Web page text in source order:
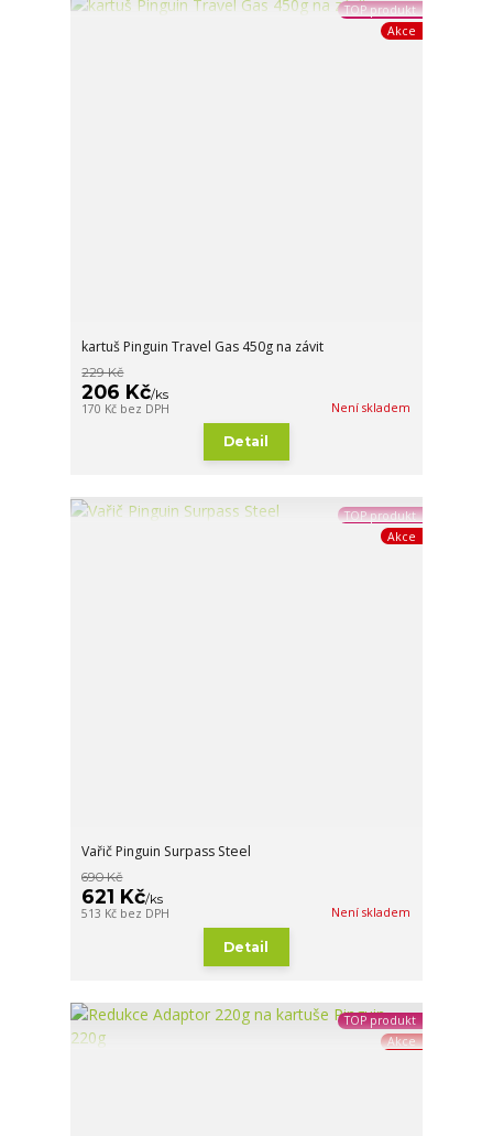
TOP produkt
Akce
kartuš Pinguin Travel Gas 450g na závit
229 Kč
206 Kč/ks
170 Kč bez DPH Není skladem
Detail
TOP produkt
Akce
Vařič Pinguin Surpass Steel
690 Kč
621 Kč/ks
513 Kč bez DPH Není skladem
Detail
TOP produkt
Akce